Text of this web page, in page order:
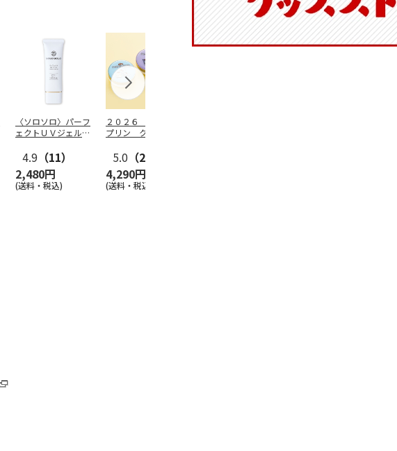
〈ソロソロ〉パーフ
ェクトＵＶジェル
4.9 （11）
2,480円
(送料・税込)
２０２６ ポムポム
プリン クッション
個セ…
5.0 （2）
4,290円
(送料・税込)